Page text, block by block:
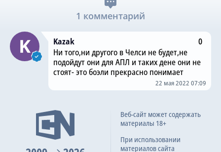
1 комментарий
Kazak
0
Ни того,ни другого в Челси не будет,не
подойдут они для АПЛ и таких дене они не
стоят- это боэли прекрасно понимает
22 мая 2022 07:09
Веб-сайт может содержать
материалы 18+
При использовании
материалов сайта